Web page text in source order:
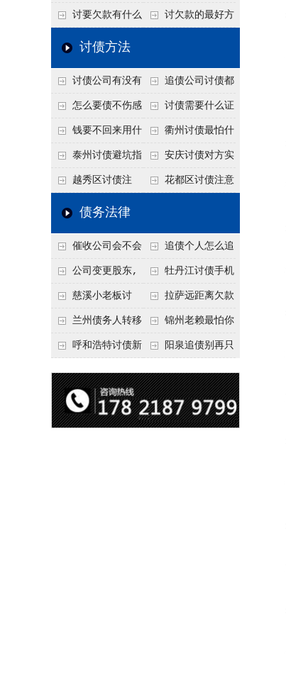
还？2026年合法秘 吗？
讨要欠款有什么
好办法
讨欠款的最好方
讨债方法
讨债公司有没有
行业协会？正规机构
的行业自律和认证
追债公司讨债都
有哪些手段
怎么要债不伤感
情？
讨债需要什么证
据
钱要不回来用什
么方法要回来
衢州讨债最怕什
么？2026年这两个关
键细节，做错就很难
泰州讨债避坑指
南：2026年这2个细
节不注意，钱很难要
安庆讨债对方实
在没钱咋办？
越秀区讨债注
意！没有借条只有微
把钱要回来
花都区讨债注意
节点”催收最有效
债务法律
催收公司会不会
给欠款人发律师函？
正规机构的函件服务
追债个人怎么追
回呢？2026年最新绝
招选择！
公司变更股东,
变更前的债权债务谁
承担
牡丹江讨债手机
搞定：2026年线上立
案追债全流程，足不
出户
慈溪小老板讨
债，2026年这2个本
地行业协会出面，比
拉萨远距离欠款
对方在牧区联系不
上，2026年委托当地
兰州债务人转移
财产后申请破产，20
要回来吗
锦州老赖最怕你
懂这1条，2026
罪”详解，能判刑
呼和浩特讨债新
函”催账为啥管用？
成本低见效快
阳泉追债别再只
类隐形财产（公积
金、保单）也能执行
3
合
二
1
在
2
将
3
不
三
1
律
2
若
3
依